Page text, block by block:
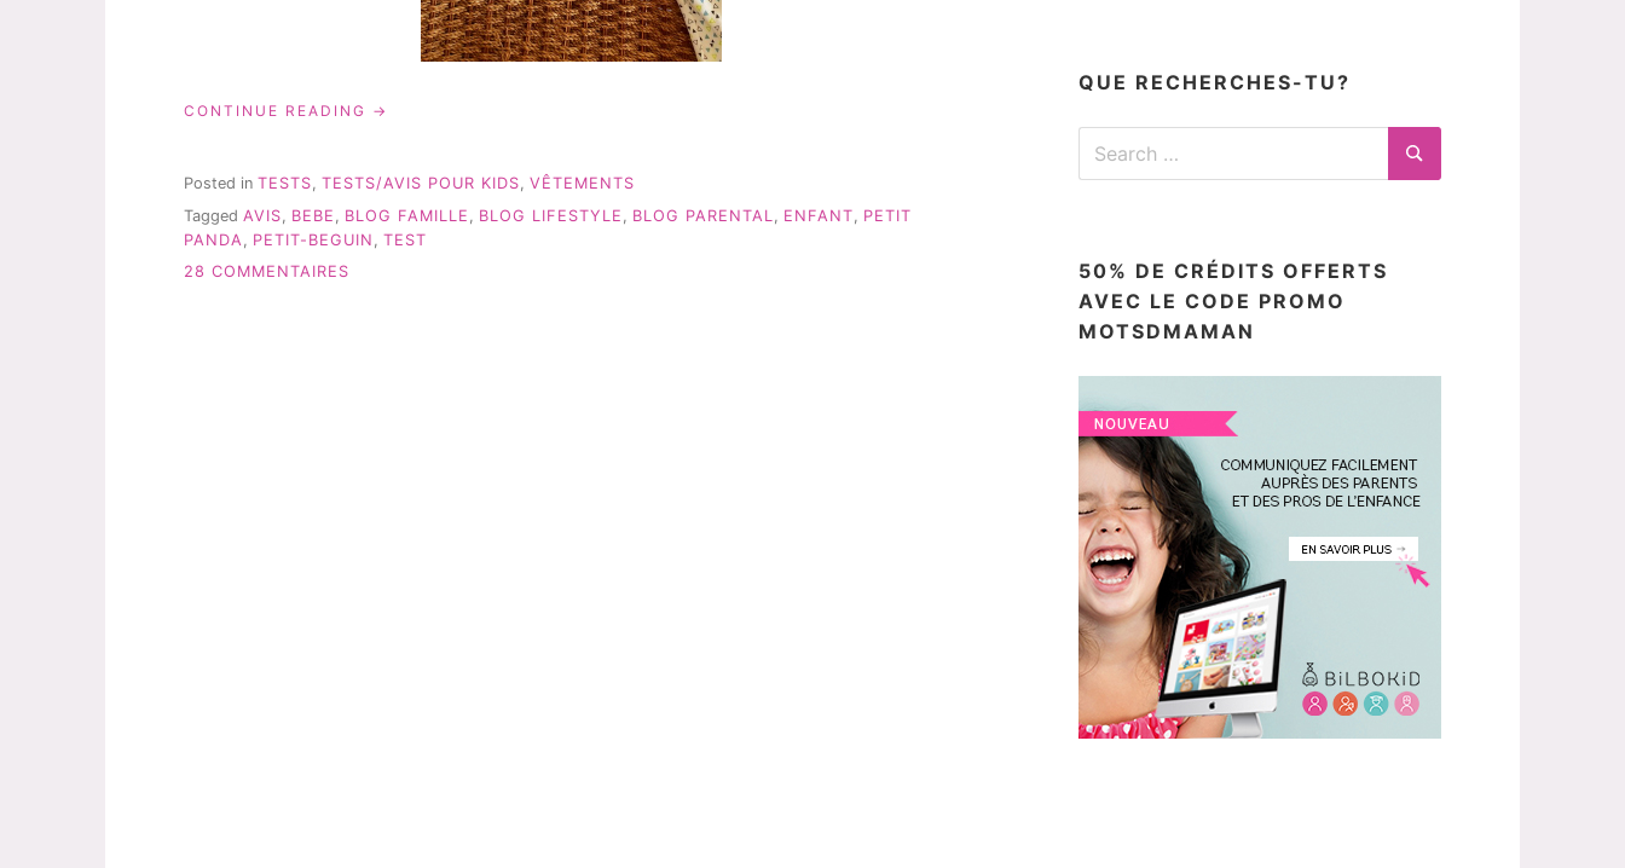
CONTINUE READING « UN
BY
BEGUIN,
À
Posted in TESTS, TESTS/AVIS POUR KIDS, VÊTEMENTS
Tagged AVIS BEBE BLOG FAMILLE BLOG LIFESTYLE BLOG PARENTAL ENFANT
PETIT
PANDA
PETIT-BEGUIN
TEST
28 COMMENTAIRES
QUE RECHERCHES-TU?
Search
Search
50% DE CRÉDITS OFFERTS
AVEC LE CODE PROMO
MOTSDMAMAN